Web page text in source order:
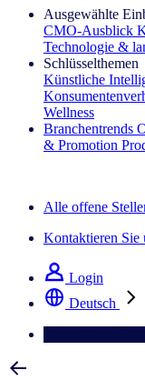
Ausgewählte
CMO‑Ausblick
Technologie &
Schlüsselthemen
Künstliche
Wellness
Branchentrends
& Promotion
Alle offene
Kontaktieren Sie
Login
Deutsch